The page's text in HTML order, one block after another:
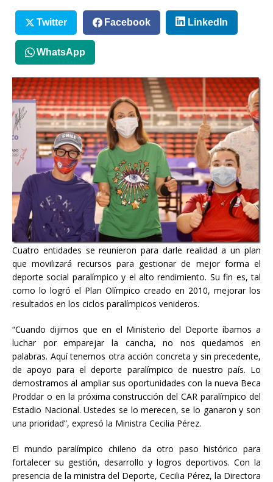
Twitter Facebook LinkedIn
WhatsApp
Cuatro entidades se reunieron para darle realidad a un plan
que movilizará recursos para gestionar de mejor forma el
deporte social paralímpico y el alto rendimiento. Su fin es, tal
como lo logró el Plan Olímpico creado en 2010, mejorar los
resultados en los ciclos paralímpicos venideros.
“Cuando dijimos que en el Ministerio del Deporte íbamos a
luchar por emparejar la cancha, no nos quedamos en
palabras. Aquí tenemos otra acción concreta y sin precedente,
de apoyo para el deporte paralímpico de nuestro país. Lo
demostramos al ampliar sus oportunidades con la nueva Beca
Proddar o en la próxima construcción del CAR paralímpico del
Estadio Nacional. Ustedes se lo merecen, se lo ganaron y son
una prioridad”, expresó la Ministra Cecilia Pérez.
El mundo paralímpico chileno da otro paso histórico para
fortalecer su gestión, desarrollo y logros deportivos. Con la
presencia de la ministra del Deporte, Cecilia Pérez, la Directora